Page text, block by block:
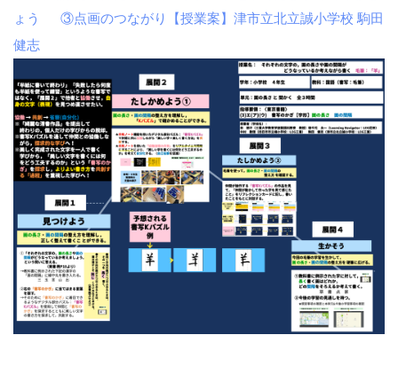
ょう ③点画のつながり【授業案】津市立北立誠小学校 駒田
健志